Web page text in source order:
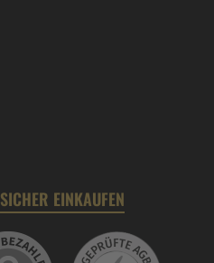
SICHER EINKAUFEN